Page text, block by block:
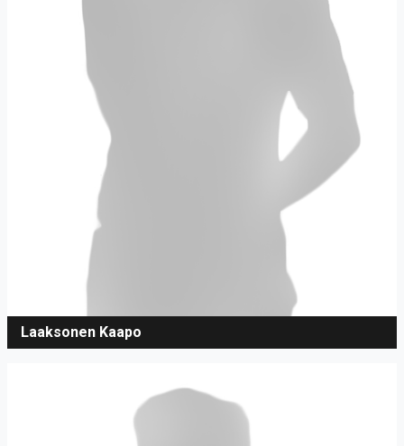
Laaksonen Kaapo